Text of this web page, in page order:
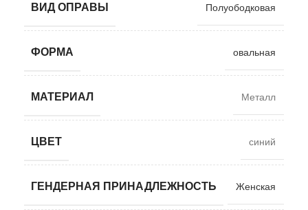
ВИД ОПРАВЫ Полуободковая
ФОРМА овальная
МАТЕРИАЛ Металл
ЦВЕТ синий
ГЕНДЕРНАЯ ПРИНАДЛЕЖНОСТЬ Женская